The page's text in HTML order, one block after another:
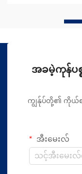
အခမဲ့ကုန်ပ
ကျွန်ုပ်တို့၏ ကိုယ်
အီးမေးလ်